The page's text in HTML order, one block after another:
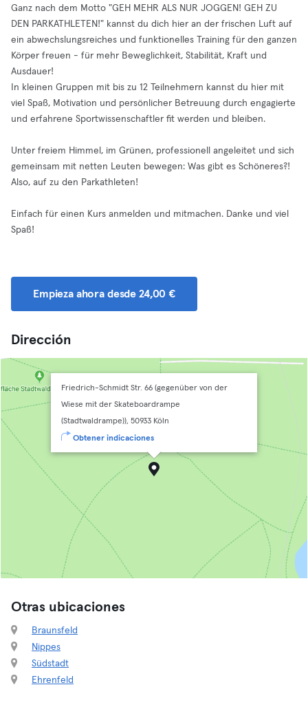
Ganz nach dem Motto "GEH MEHR ALS NUR JOGGEN! GEH ZU
DEN PARKATHLETEN!" kannst du dich hier an der frischen Luft auf
ein abwechslungsreiches und funktionelles Training für den ganzen
Körper freuen - für mehr Beweglichkeit, Stabilität, Kraft und
Ausdauer!
In kleinen Gruppen mit bis zu 12 Teilnehmern kannst du hier mit
viel Spaß, Motivation und persönlicher Betreuung durch engagierte
und erfahrene Sportwissenschaftler fit werden und bleiben.
Unter freiem Himmel, im Grünen, professionell angeleitet und sich
gemeinsam mit netten Leuten bewegen: Was gibt es Schöneres?!
Also, auf zu den Parkathleten!
Einfach für einen Kurs anmelden und mitmachen. Danke und viel
Spaß!
Empieza ahora desde 24,00 €
Dirección
Friedrich-Schmidt Str. 66 (gegenüber von der
Wiese mit der Skateboardrampe
(Stadtwaldrampe)), 50933 Köln
Obtener indicaciones
Otras ubicaciones
Braunsfeld
Nippes
Südstadt
Ehrenfeld